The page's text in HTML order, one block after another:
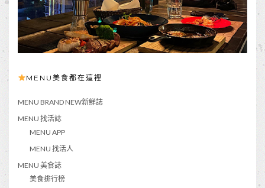
MENU美食都在這裡
MENU BRAND NEW新鮮誌
MENU 找活誌
MENU APP
MENU 找活人
MENU 美食誌
美食排行榜